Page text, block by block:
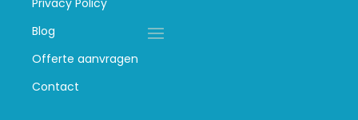
Privacy Policy
Blog
Offerte aanvragen
Contact